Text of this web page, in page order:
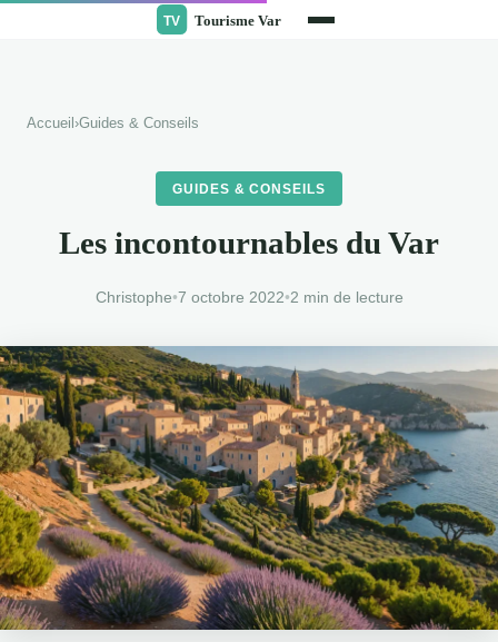
Accueil ›Guides & Conseils
GUIDES & CONSEILS
Les incontournables du Var
Christophe•7 octobre 2022•2 min de lecture